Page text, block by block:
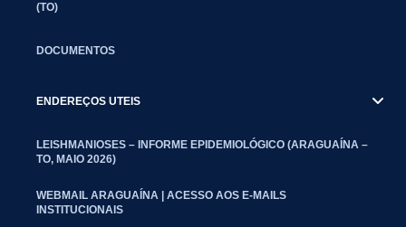
(TO)
DOCUMENTOS
ENDEREÇOS UTEIS
LEISHMANIOSES – INFORME EPIDEMIOLÓGICO (ARAGUAÍNA –
TO, MAIO 2026)
WEBMAIL ARAGUAÍNA | ACESSO AOS E-MAILS
INSTITUCIONAIS